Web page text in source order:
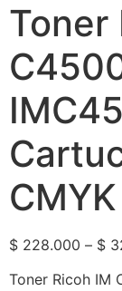
Toner
CMYK
$ 228.000 – $
Toner Ricoh IM